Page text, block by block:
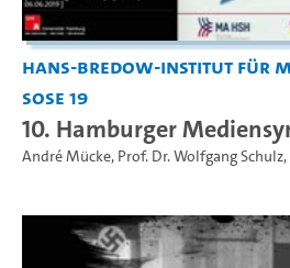
Hans-Bredow-Institut für
SoSe 19
10. Hamburger
André Mücke, Prof. Dr. Wolfgang Schulz,